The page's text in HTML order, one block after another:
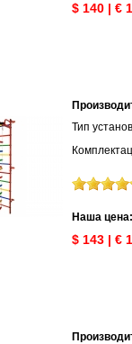
$ 140 | €
Тип
Наша
$ 143 | €